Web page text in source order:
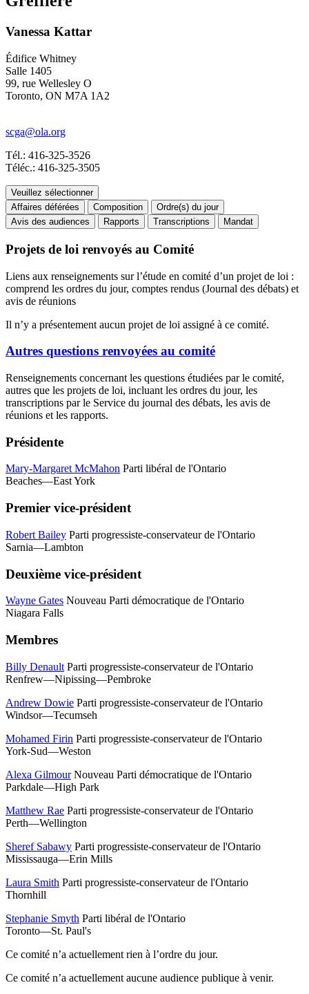
Vanessa Kattar
Édifice Whitney
Salle 1405
99, rue Wellesley O
Toronto, ON M7A 1A2
scga@ola.org
Tél.: 416-325-3526
Téléc.: 416-325-3505
Veuillez sélectionner
Affaires déférées
Composition
Ordre(s) du jour
Avis des audiences
Rapports Transcriptions Mandat
Projets de loi renvoyés au Comité
Liens aux renseignements sur l’étude en comité d’un projet de loi :
comprend les ordres du jour, comptes rendus (Journal des débats) et
avis de réunions
Il n’y a présentement aucun projet de loi assigné à ce comité.
Autres questions renvoyées au comité
Renseignements concernant les questions étudiées par le comité,
autres que les projets de loi, incluant les ordres du jour, les
transcriptions par le Service du journal des débats, les avis de
réunions et les rapports.
Présidente
Mary-Margaret McMahon Parti libéral de l'Ontario
Beaches—East York
Premier vice-président
Robert Bailey Parti progressiste-conservateur de l'Ontario
Sarnia—Lambton
Deuxième vice-président
Wayne Gates Nouveau Parti démocratique de l'Ontario
Niagara Falls
Membres
Billy Denault Parti progressiste-conservateur de l'Ontario
Renfrew—Nipissing—Pembroke
Andrew Dowie Parti progressiste-conservateur de l'Ontario
Windsor—Tecumseh
Mohamed Firin Parti progressiste-conservateur de l'Ontario
York-Sud—Weston
Alexa GilmourNouveau Parti démocratique de l'Ontario
Parkdale—High Park
Matthew Rae Parti progressiste-conservateur de l'Ontario
Perth—Wellington
Sheref Sabawy Parti progressiste-conservateur de l'Ontario
Mississauga—Erin Mills
Laura Smith Parti progressiste-conservateur de l'Ontario
Thornhill
Stephanie Smyth Parti libéral de l'Ontario
Toronto—St. Paul's
Ce comité n’a actuellement rien à l’ordre du jour.
Ce comité n’a actuellement aucune audience publique à venir.